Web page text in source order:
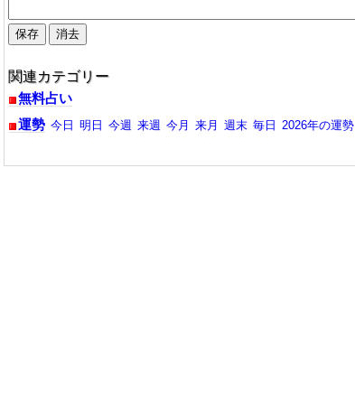
関連カテゴリー
無料占い
運勢 今日 明日 今週 来週 今月 来月 週末 毎日 2026年の運勢